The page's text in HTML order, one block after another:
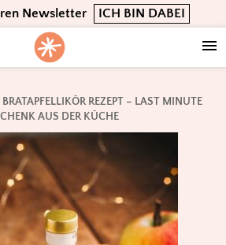
Newsletter ICH BIN DABEI
BRATAPFELLIKÖR REZEPT – LAST MINUTE
AUS DER KÜCHE